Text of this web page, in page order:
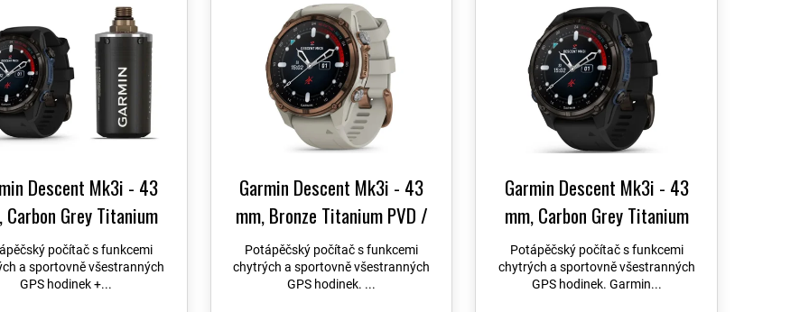
p
r
o
d
u
k
t
ů
Descent Mk3i - 43
Carbon Grey Titanium
/ Black + vysílač
T2+ možnost
počítač s funkcemi
a sportovně všestranných
GPS hodinek +...
Garmin Descent Mk3i - 43
mm, Bronze Titanium PVD /
French Grey 010-02753-14
možnost výměny do 90 dní +
Potápěčský počítač s funkcemi
chytrých a sportovně všestranných
GPS hodinek. ...
Garmin Descent Mk3i - 43
mm, Carbon Grey Titanium
DLC / Black 010-02753-11
možnost výměny do 90 dní +
Potápěčský počítač s funkcemi
chytrých a sportovně všestranných
GPS hodinek. Garmin...